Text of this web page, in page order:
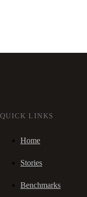
QUICK LINKS
Home
Stories
Benchmarks